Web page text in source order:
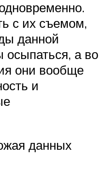
с их съемом,
данной
осыпаться, а во
они вообще
и
данных